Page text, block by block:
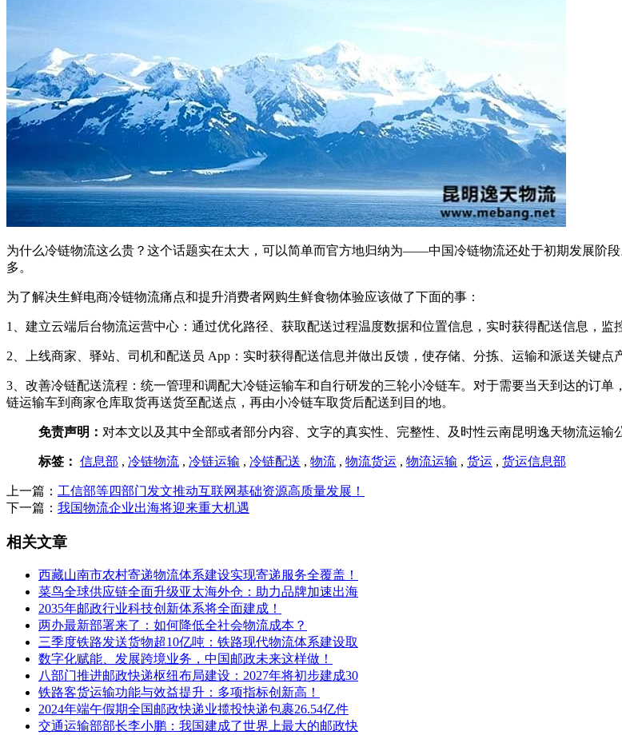
为什么冷链物流这么贵？这个话题实在太大，可以简单而官方地归纳为——中国冷链物流还处于初期发展阶
多。
为了解决生鲜电商冷链物流痛点和提升消费者网购生鲜食物体验应该做了下面的事：
1、建立云端后台物流运营中心：通过优化路径、获取配送过程温度数据和位置信息，实时获得配送信息，监
2、上线商家、驿站、司机和配送员 App：实时获得配送信息并做出反馈，使存储、分拣、运输和派送关键点
3、改善冷链配送流程：统一管理和调配大冷链运输车和自行研发的三轮小冷链车。对于需要当天到达的订
链运输车到商家仓库取货再送货至配送点，再由小冷链车取货后配送到目的地。
免责声明： 对本文以及其中全部或者部分内容、文字的真实性、完整性、及时性云南昆明逸天物流运
标签： 信息部 , 冷链物流 , 冷链运输 , 冷链配送 , 物流 , 物流货运 , 物流运输 , 货运 , 货运信息部
上一篇： 工信部等四部门发文推动互联网基础资源高质量发展！
下一篇： 我国物流企业出海将迎来重大机遇
相关文章
西藏山南市农村寄递物流体系建设实现寄递服务全覆盖！
菜鸟全球供应链全面升级亚太海外仓：助力品牌加速出海
2035年邮政行业科技创新体系将全面建成！
两办最新部署来了：如何降低全社会物流成本？
三季度铁路发送货物超10亿吨：铁路现代物流体系建设取
数字化赋能、发展跨境业务，中国邮政未来这样做！
八部门推进邮政快递枢纽布局建设：2027年将初步建成30
铁路客货运输功能与效益提升：多项指标创新高！
2024年端午假期全国邮政快递业揽投快递包裹26.54亿件
交通运输部部长李小鹏：我国建成了世界上最大的邮政快